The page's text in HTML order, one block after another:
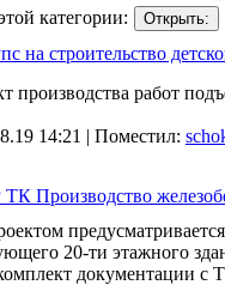
категории:
на строительство
производства работ
14:21 | Поместил:
Производство
20-ти этажного
документации с